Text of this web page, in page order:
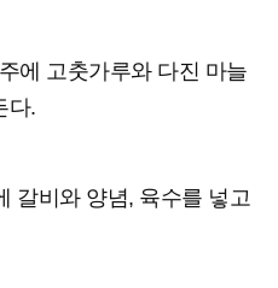
에 고춧가루와 다진 마늘
다.
갈비와 양념, 육수를 넣고